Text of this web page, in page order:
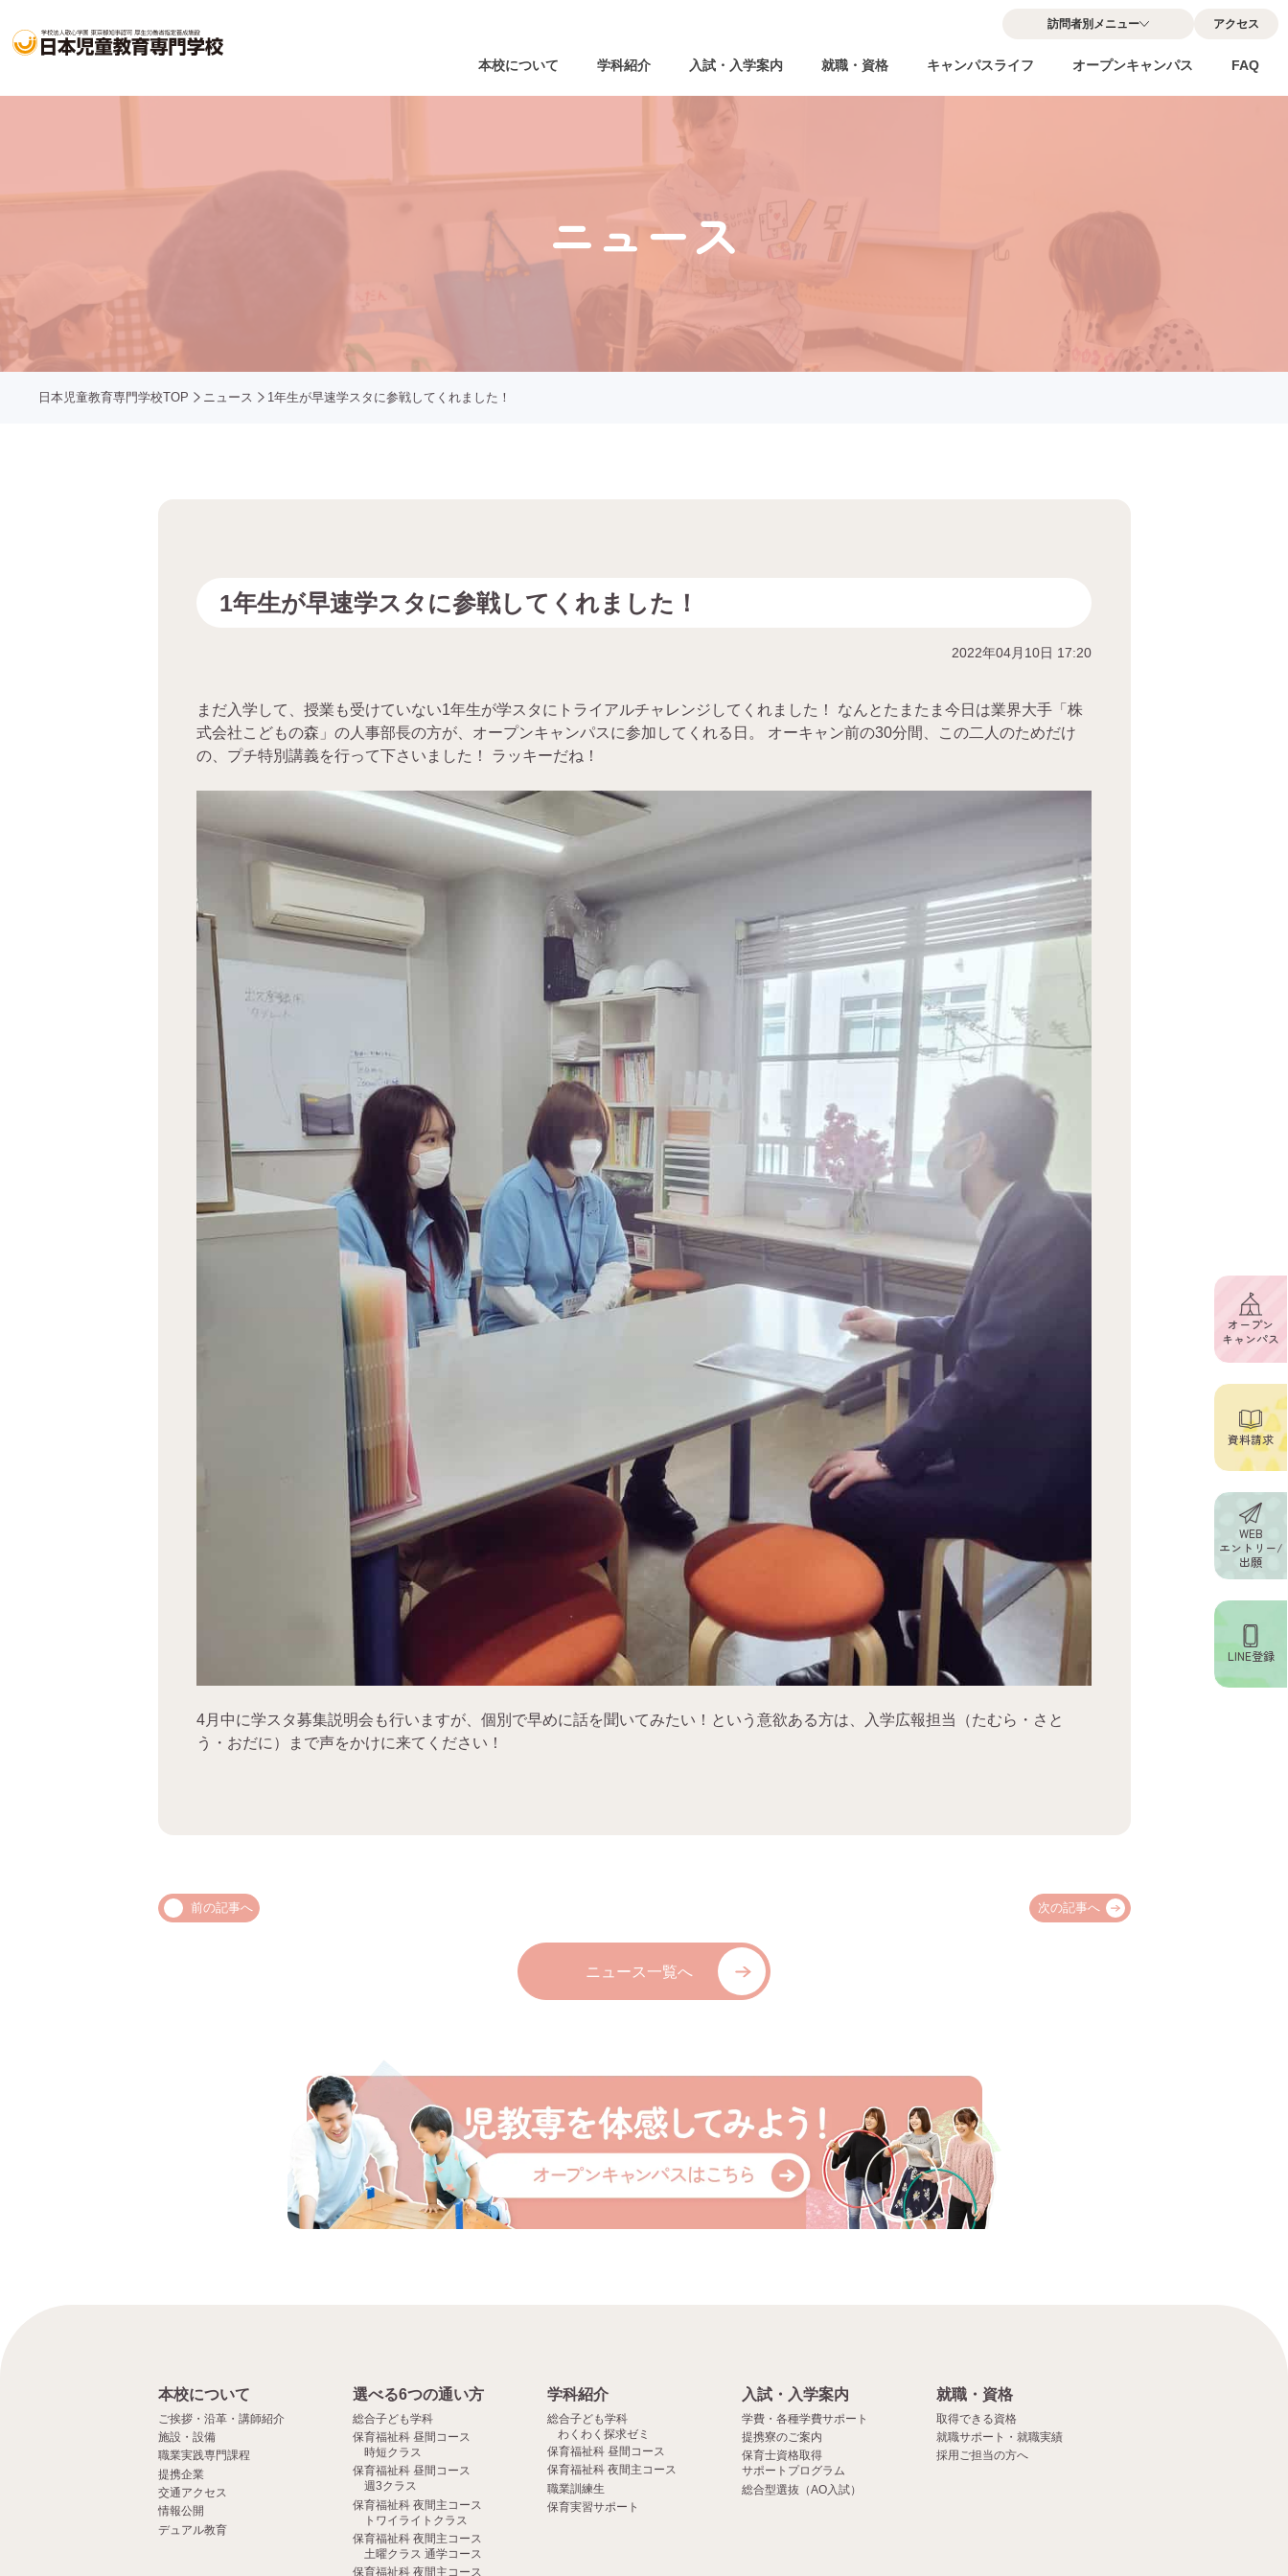
本校について 学科紹介 入試・入学案内 就職・資格 キャンパスライフ オープンキャンパス FAQ
訪問者別メニュー アクセス
ニュース
日本児童教育専門学校TOP ニュース 1年生が早速学スタに参戦してくれました！
1年生が早速学スタに参戦してくれました！
2022年04月10日 17:20
まだ入学して、授業も受けていない1年生が学スタにトライアルチャレンジしてくれました！ なんとたまたま今日は業界大手「株
式会社こどもの森」の人事部長の方が、オープンキャンパスに参加してくれる日。 オーキャン前の30分間、この二人のためだけ
の、プチ特別講義を行って下さいました！ ラッキーだね！
4月中に学スタ募集説明会も行いますが、個別で早めに話を聞いてみたい！という意欲ある方は、入学広報担当（たむら・さと
う・おだに）まで声をかけに来てください！
前の記事へ 次の記事へ
ニュース一覧へ
オープン
キャンパス
資料請求
WEB
エントリー/
出願
LINE登録
本校について
ご挨拶・沿革・講師紹介
施設・設備
職業実践専門課程
提携企業
交通アクセス
情報公開
デュアル教育
選べる6つの通い方
総合子ども学科
保育福祉科 昼間コース
時短クラス
保育福祉科 昼間コース
週3クラス
保育福祉科 夜間主コース
トワイライトクラス
保育福祉科 夜間主コース
土曜クラス 通学コース
保育福祉科 夜間主コース
学科紹介
総合子ども学科
わくわく探求ゼミ
保育福祉科 昼間コース
保育福祉科 夜間主コース
職業訓練生
保育実習サポート
入試・入学案内
学費・各種学費サポート
提携寮のご案内
保育士資格取得
サポートプログラム
総合型選抜（AO入試）
就職・資格
取得できる資格
就職サポート・就職実績
採用ご担当の方へ